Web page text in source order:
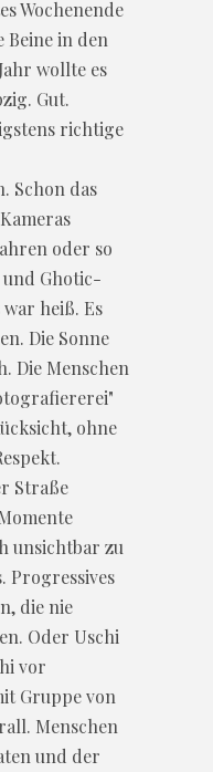
Wochenende
in den
wollte es
Gut.
richtige
Schon das
oder so
und Ghotic-
heiß. Es
Die Sonne
Die Menschen
ohne
Straße
unsichtbar zu
Progressives
die nie
Oder Uschi
vor
Gruppe von
Menschen
und der